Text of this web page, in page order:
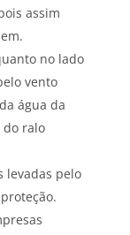
assim
no lado
vento
água da
do ralo
levadas pelo